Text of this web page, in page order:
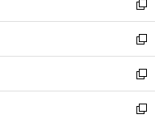
で
開
く
ド
ウ
で
開
く
ィ
ン
ド
ウ
で
開
く
い
ウ
ィ
ン
ド
ウ
で
新
し
い
ウ
ィ
ン
ド
新
し
い
ウ
ィ
新
し
い
新